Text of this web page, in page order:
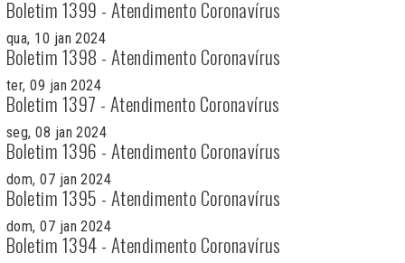
Boletim 1399 - Atendimento Coronavírus
qua, 10 jan 2024
Boletim 1398 - Atendimento Coronavírus
ter, 09 jan 2024
Boletim 1397 - Atendimento Coronavírus
seg, 08 jan 2024
Boletim 1396 - Atendimento Coronavírus
dom, 07 jan 2024
Boletim 1395 - Atendimento Coronavírus
dom, 07 jan 2024
Boletim 1394 - Atendimento Coronavírus